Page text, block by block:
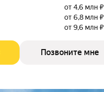
от 4,6 млн ₽
от 6,8 млн ₽
от 9,6 млн ₽
Позвоните мне